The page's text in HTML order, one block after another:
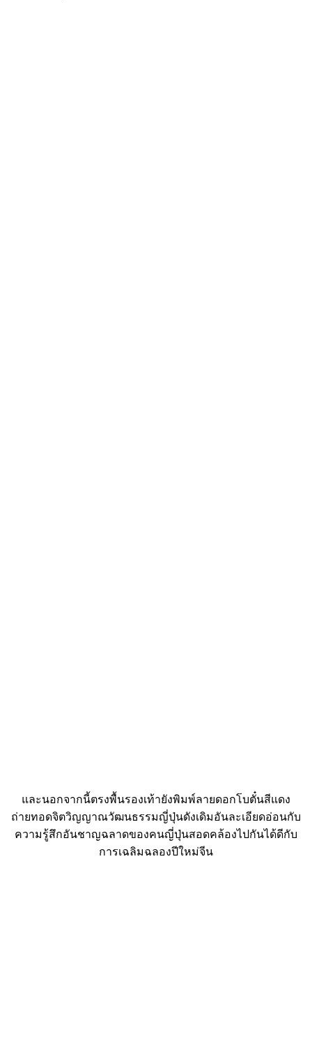
และนอกจากนี้ตรงพื้นรองเท้ายังพิมพ์ลายดอกโบตั๋นสีแดง
ถ่ายทอดจิตวิญญาณวัฒนธรรมญี่ปุ่นดังเดิมอันละเอียดอ่อนกับ
ความรู้สึกอันชาญฉลาดของคนญี่ปุ่นสอดคล้องไปกันได้ดีกับ
การเฉลิมฉลองปีใหม่จีน